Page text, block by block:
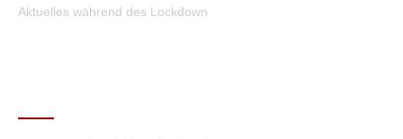
Aktuelles während des Lockdown